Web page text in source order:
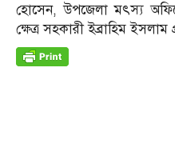
হোসেন, উপজেলা মৎস্য
ক্ষেত্র সহকারী ইব্রাহিম ইসলাম